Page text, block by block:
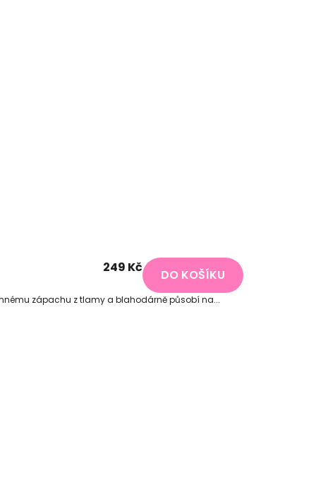
DO KOŠÍKU
249 Kč
zápachu z tlamy a blahodárně působí na...